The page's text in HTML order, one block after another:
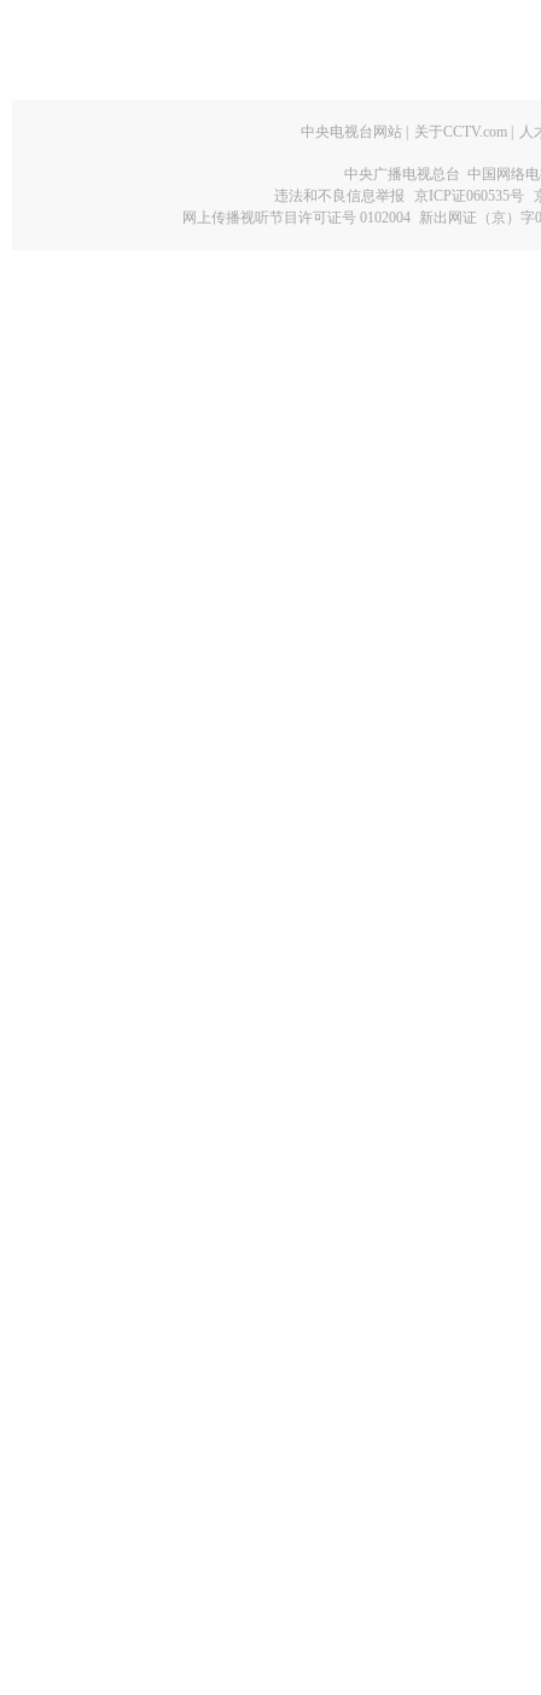
中央电视台网站 关于CCTV.com 人
中央广播电视总台 中国网络
违法和不良信息举报
京ICP证060535号
网上传播视听节目许可证号 0102004 新出网证（京）